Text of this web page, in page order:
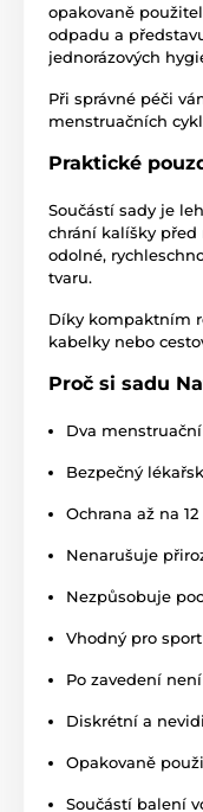
opakovaně
odpadu a
jednorázových
Při správné péči
menstruačních
Praktické
Součástí sady je
chrání kalíšky
odolné,
tvaru.
Díky kompaktním
kabelky nebo
Proč si sadu
Dva
Bezpečný
Ochrana až na
Nenarušuje
Nezpůsobuje
Vhodný pro
Po zavedení
Diskrétní a
Opakovaně
Součástí balení